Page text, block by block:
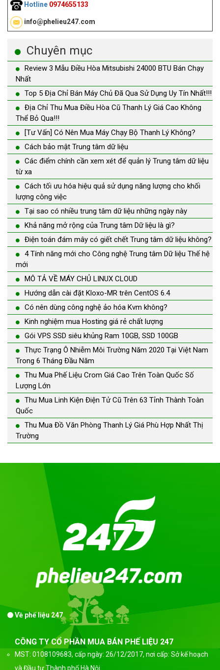
Hotline 0974655133
info@phelieu247.com
Chuyên mục
Review 3 Mẫu Điều Hòa Mitsubishi 24000 BTU Bán Chạy
Nhất
Top 5 Địa Chỉ Bán Máy Chủ Đã Qua Sử Dụng Uy Tín Nhất!!!
Địa Chỉ Thu Mua Điều Hòa Cũ Thanh Lý Giá Cao Không
Thể Bỏ Qua!!!
[Tư Vấn] Có Nên Mua Máy Chạy Bộ Thanh Lý Không?
Cách bảo mật Trung tâm dữ liệu
Các điểm chính cần xem xét để quản lý Trung tâm dữ liệu
từ xa
Cách tối ưu hóa hiệu quả sử dụng năng lượng cho khối
lượng công việc
Tại sao có nhiều trung tâm dữ liệu những ngày này
Khả năng mở rộng của Trung tâm Dữ liệu là gì?
Điện toán đám mây có giết chết Trung tâm dữ liệu không?
4 Tính năng mới cho Công nghệ Trung tâm Dữ liệu Thế hệ
mới
MÔ TẢ VỀ MÁY CHỦ LINUX CLOUD
Hướng dẫn cài đặt Kloxo-MR trên CentOS 6.4
Có nên dùng công nghệ ảo hóa Kvm không?
Kinh nghiệm mua Hosting giá rẻ chất lượng
Gói VPS SSD siêu khủng Ram 10GB, SSD 100GB
Thực Trạng Ô Nhiễm Môi Trường Năm 2020 Tại Việt Nam
Trong 6 Tháng Đầu Năm
Thu Mua Phế Liệu Crom Giá Cao Trên Toàn Quốc Số
Lượng Lớn
Thu Mua Linh Kiện Điện Tử Cũ Trên 63 Tỉnh Thành Toàn
Quốc
Thu Mua Đồ Văn Phòng Thanh Lý Giá Phù Hợp Nhất Thị
Trường
Về phế liệu 247
CÔNG TY CỔ PHẦN MUA BÁN PHẾ LIỆU 247
MST: 0108109683, cấp ngày: 26/12/2017, nơi cấp: Sở kế hoạch
và Đầu tư Thành phố Hà Nội